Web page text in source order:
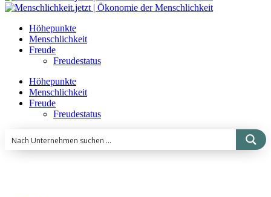
Höhepunkte
Menschlichkeit
Freude
Freudestatus
Höhepunkte
Menschlichkeit
Freude
Freudestatus